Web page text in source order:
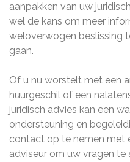
aanpakken van uw
wel de kans om meer
weloverwogen beslissing
gaan.
Of u nu worstelt met een
huurgeschil of een
juridisch advies kan een
ondersteuning en
contact op te nemen met
adviseur om uw vragen